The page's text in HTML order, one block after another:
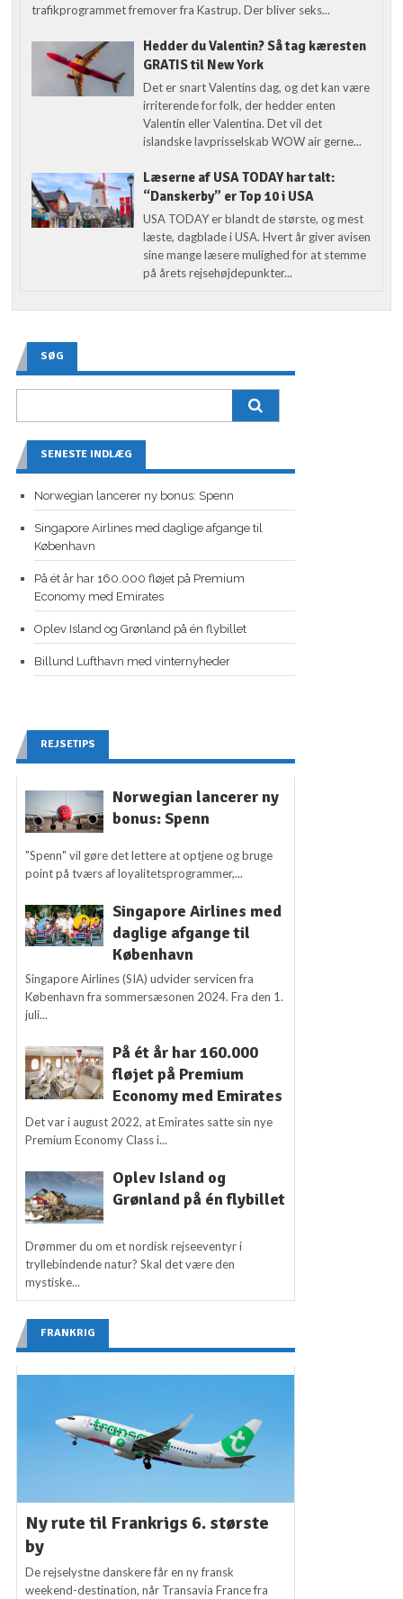
trafikprogrammet fremover fra Kastrup. Der bliver seks...
Hedder du Valentin? Så tag kæresten
GRATIS til New York
Det er snart Valentins dag, og det kan være
irriterende for folk, der hedder enten
Valentin eller Valentina. Det vil det
islandske lavprisselskab WOW air gerne...
Læserne af USA TODAY har talt:
“Danskerby” er Top 10 i USA
USA TODAY er blandt de største, og mest
læste, dagblade i USA. Hvert år giver avisen
sine mange læsere mulighed for at stemme
på årets rejsehøjdepunkter...
SØG
SENESTE INDLÆG
Norwegian lancerer ny bonus: Spenn
Singapore Airlines med daglige afgange til
København
På ét år har 160.000 fløjet på Premium
Economy med Emirates
Oplev Island og Grønland på én flybillet
Billund Lufthavn med vinternyheder
REJSETIPS
Norwegian lancerer ny
bonus: Spenn
"Spenn" vil gøre det lettere at optjene og bruge
point på tværs af loyalitetsprogrammer,...
Singapore Airlines med
daglige afgange til
København
Singapore Airlines (SIA) udvider servicen fra
København fra sommersæsonen 2024. Fra den 1.
juli...
På ét år har 160.000
fløjet på Premium
Economy med Emirates
Det var i august 2022, at Emirates satte sin nye
Premium Economy Class i...
Oplev Island og
Grønland på én flybillet
Drømmer du om et nordisk rejseeventyr i
tryllebindende natur? Skal det være den
mystiske...
FRANKRIG
Ny rute til Frankrigs 6. største
by
De rejselystne danskere får en ny fransk
weekend-destination, når Transavia France fra